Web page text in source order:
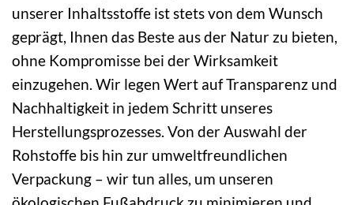
unserer Inhaltsstoffe ist stets von dem Wunsch
geprägt, Ihnen das Beste aus der Natur zu bieten,
ohne Kompromisse bei der Wirksamkeit
einzugehen. Wir legen Wert auf Transparenz und
Nachhaltigkeit in jedem Schritt unseres
Herstellungsprozesses. Von der Auswahl der
Rohstoffe bis hin zur umweltfreundlichen
Verpackung – wir tun alles, um unseren